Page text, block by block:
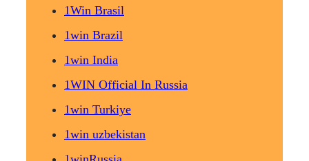
1Win Brasil
1win Brazil
1win India
1WIN Official In Russia
1win Turkiye
1win uzbekistan